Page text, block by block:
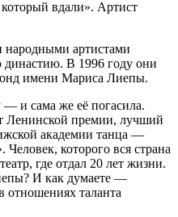
вдали». Артист
артистами
В 1996 году они
имени Мариса Лиепы.
— и сама же её погасила.
Ленинской премии, лучший
академии танца —
которого вся страна
где отдал 20 лет жизни.
И как думаете —
отношениях таланта